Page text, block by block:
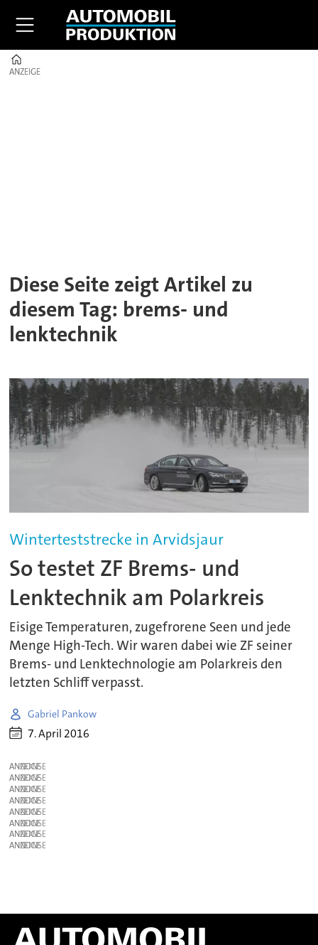
ANZEIGE
ANZEIGE
Diese Seite zeigt Artikel zu
diesem Tag: brems- und
lenktechnik
Winterteststrecke in Arvidsjaur
So testet ZF Brems- und
Lenktechnik am Polarkreis
Eisige Temperaturen, zugefrorene Seen und jede
Menge High-Tech. Wir waren dabei wie ZF seiner
Brems- und Lenktechnologie am Polarkreis den
letzten Schliff verpasst.
Gabriel Pankow
7. April 2016
ANZEIGE
ANZEIGE
ANZEIGE
ANZEIGE
ANZEIGE
ANZEIGE
ANZEIGE
ANZEIGE